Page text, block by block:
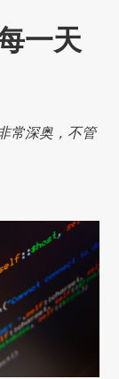
一天
常深奥，不管